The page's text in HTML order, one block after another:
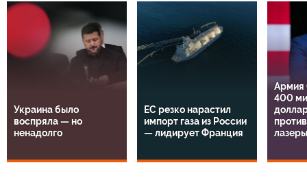
Украина было
воспряла — но
ненадолго
ЕС резко нарастил
импорт газа из России
— лидирует Франция
Армия
400
лазеры